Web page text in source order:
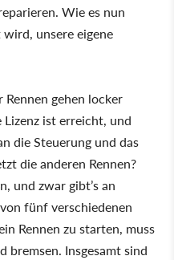
Wie es nun
unsere eigene
Rennen gehen locker
ist erreicht, und
die Steuerung und das
die anderen Rennen?
und zwar gibt’s an
fünf verschiedenen
Rennen zu starten, muss
bremsen. Insgesamt sind